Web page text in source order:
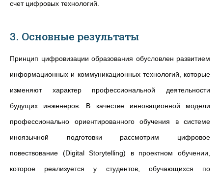
счет цифровых технологий.
3. Основные результаты
Принцип цифровизации образования обусловлен развитием
информационных и коммуникационных технологий, которые
изменяют характер профессиональной деятельности
будущих инженеров. В качестве инновационной модели
профессионально ориентированного обучения в системе
иноязычной подготовки рассмотрим цифровое
повествование (Digital Storytelling) в проектном обучении,
которое реализуется у студентов, обучающихся по